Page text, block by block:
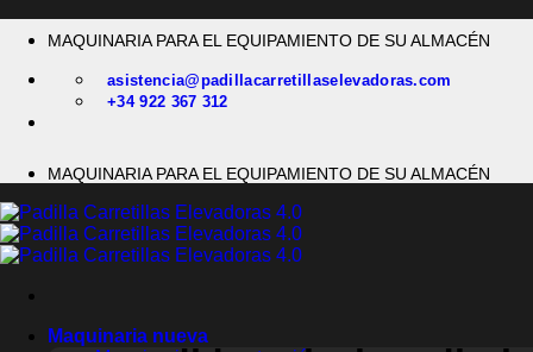
MAQUINARIA PARA EL EQUIPAMIENTO DE SU ALMACÉN
asistencia@padillacarretillaselevadoras.com
+34 922 367 312
MAQUINARIA PARA EL EQUIPAMIENTO DE SU ALMACÉN
Maquinaria nueva